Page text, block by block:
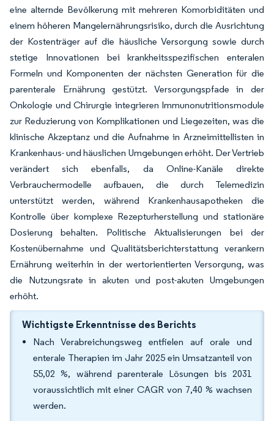
eine alternde Bevölkerung mit mehreren Komorbiditäten und
einem höheren Mangelernährungsrisiko, durch die Ausrichtung
der Kostenträger auf die häusliche Versorgung sowie durch
stetige Innovationen bei krankheitsspezifischen enteralen
Formeln und Komponenten der nächsten Generation für die
parenterale Ernährung gestützt. Versorgungspfade in der
Onkologie und Chirurgie integrieren Immunonutritionsmodule
zur Reduzierung von Komplikationen und Liegezeiten, was die
klinische Akzeptanz und die Aufnahme in Arzneimittellisten in
Krankenhaus- und häuslichen Umgebungen erhöht. Der Vertrieb
verändert sich ebenfalls, da Online-Kanäle direkte
Verbrauchermodelle aufbauen, die durch Telemedizin
unterstützt werden, während Krankenhausapotheken die
Kontrolle über komplexe Rezepturherstellung und stationäre
Dosierung behalten. Politische Aktualisierungen bei der
Kostenübernahme und Qualitätsberichterstattung verankern
Ernährung weiterhin in der wertorientierten Versorgung, was
die Nutzungsrate in akuten und post-akuten Umgebungen
erhöht.
Wichtigste Erkenntnisse des Berichts
Nach Verabreichungsweg entfielen auf orale und
enterale Therapien im Jahr 2025 ein Umsatzanteil von
55,02 %, während parenterale Lösungen bis 2031
voraussichtlich mit einer CAGR von 7,40 % wachsen
werden.